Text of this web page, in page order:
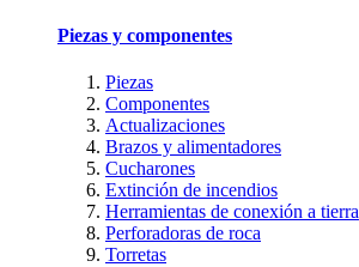
Piezas y componentes
Piezas
Componentes
Actualizaciones
Brazos y alimentadores
Cucharones
Extinción de incendios
Herramientas de conexión a tierra
Perforadoras de roca
Torretas